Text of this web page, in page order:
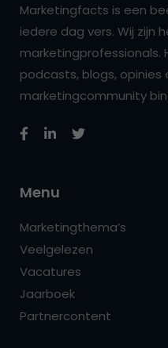
Marketingfacts is een
iedere dag vers. Wij zijn
marketingprofessionals.
podcasts, blogs, opinies
marketingcommunity
Menu
Marketingthema’s
Veelgelezen
Vacatures
Jaarboek
Partnercontent